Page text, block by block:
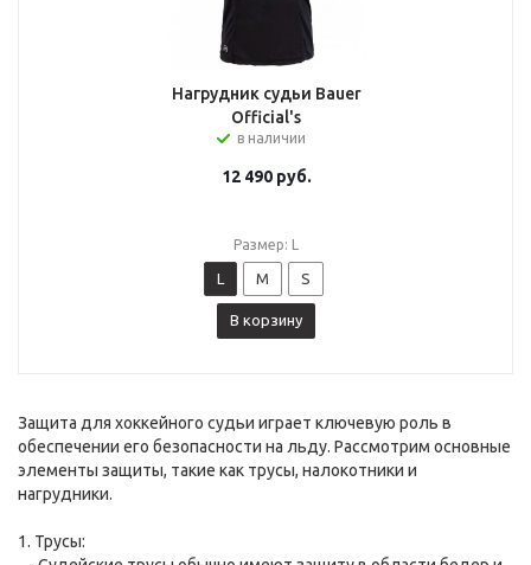
Нагрудник судьи Bauer
Official's
в наличии
12 490руб.
Размер: L
L M S
В корзину
Защита для хоккейного судьи играет ключевую роль в
обеспечении его безопасности на льду. Рассмотрим основные
элементы защиты, такие как трусы, налокотники и
нагрудники.
1. Трусы: